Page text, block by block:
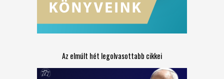
Az elmúlt hét legolvasottabb cikkei